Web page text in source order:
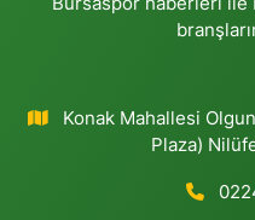
Konak Mahallesi
Plaza)